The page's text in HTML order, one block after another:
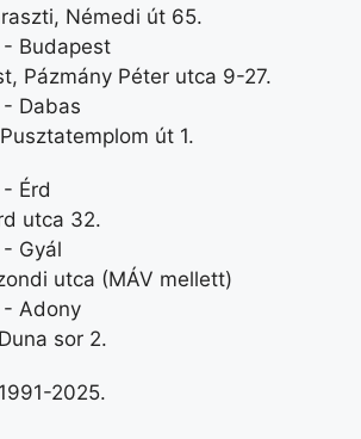
Némedi út 65.
Budapest
Pázmány Péter utca 9-27.
Dabas
út 1.
Érd
utca 32.
Gyál
utca (MÁV mellett)
- Adony
sor 2.
2025.